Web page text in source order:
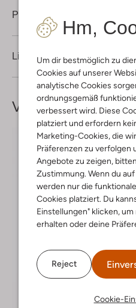
Hm,
Um dir bestmöglich zu
Cookies auf unserer
analytische Cookies
ordnungsgemäß
verbessert wird. Diese
platziert und erfordern
Marketing-Cookies, die
Präferenzen zu verfolgen
Angebote zu zeigen,
Zustimmung. Wenn du
werden nur die
Cookies platziert. Du
Einstellungen" klicken,
erhalten oder deine
Reject
Cookie-
Produktinformation
Lieferung & Rückgabe
Vervollständige